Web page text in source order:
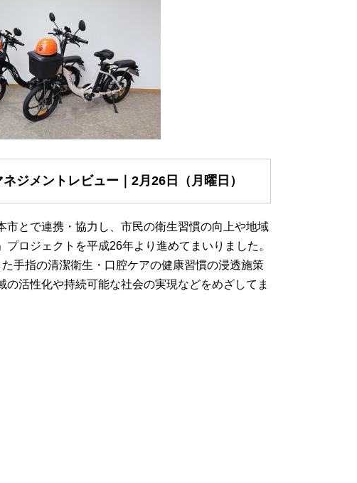
ジメントレビュー｜2月26日（月曜日）
とで連携・協力し、市民の衛生習慣の向上や地域
ロジェクトを平成26年より進めてまいりました。
手指の清潔衛生・口腔ケアの健康習慣の浸透施策
活性化や持続可能な社会の実現などをめざしてま